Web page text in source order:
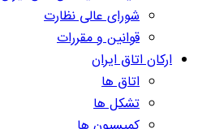
شورای عالی نظارت
قوانین و مقررات
ارکان اتاق ایران
اتاق ها
تشکل ها